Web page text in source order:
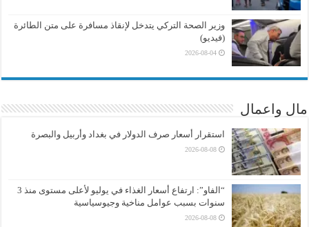
وزير الصحة التركي يتدخل لإنقاذ مسافرة على متن الطائرة
(فيديو)
2026-08-04
مال واعمال
استقرار أسعار صرف الدولار في بغداد وأربيل والبصرة
2026-08-08
“الفاو”: ارتفاع أسعار الغذاء في يوليو لأعلى مستوى منذ 3
سنوات بسبب عوامل مناخية وجيوسياسية
2026-08-08